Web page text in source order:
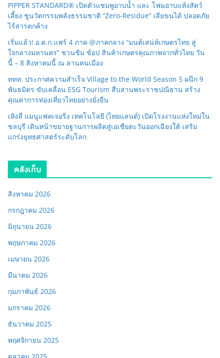
PIPPER STANDARD® เปิดตัวแชมพูอาบน้ำ และ โฟมอาบแห้งสัตว์
เลี้ยง ชูนวัตกรรมพลังธรรมชาติ “Zero-Residue” เลียขนได้ ปลอดภัย
ไร้สารตกค้าง
เริ่มแล้ว! อ.ต.ก.แฟร์ 4 ภาค @ภาคกลาง “มนต์เสน่ห์เกษตรไทย สู่
ใจกลางมหานคร” ชวนชิม ช้อป สินค้าเกษตรคุณภาพจากทั่วไทย วัน
นี้ – 8 สิงหาคมนี้ ณ ลานคนเมือง
ททท. ประกาศความสำเร็จ Village to the World Season 5 ผนึก 9
พันธมิตร ขับเคลื่อน ESG Tourism สืบสานพระราชปณิธาน สร้าง
คุณค่าการท่องเที่ยวไทยอย่างยั่งยืน
เหิงลี่ แมนูแฟคเจอริ่ง เทคโนโลยี (ไทยแลนด์) เปิดโรงงานแห่งใหม่ใน
ชลบุรี เดินหน้าขยายฐานการผลิตสู่เอเชียตะวันออกเฉียงใต้ เสริม
แกร่งยุทธศาสตร์ระดับโลก
คลังเก็บ
สิงหาคม 2026
กรกฎาคม 2026
มิถุนายน 2026
พฤษภาคม 2026
เมษายน 2026
มีนาคม 2026
กุมภาพันธ์ 2026
มกราคม 2026
ธันวาคม 2025
พฤศจิกายน 2025